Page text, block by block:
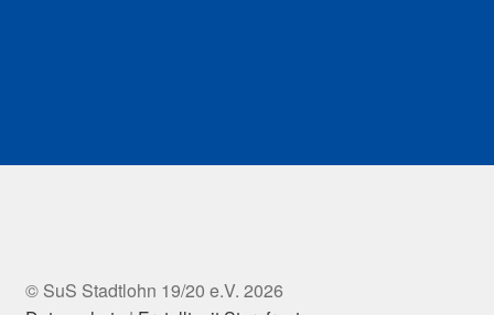
© SuS Stadtlohn 19/20 e.V. 2026